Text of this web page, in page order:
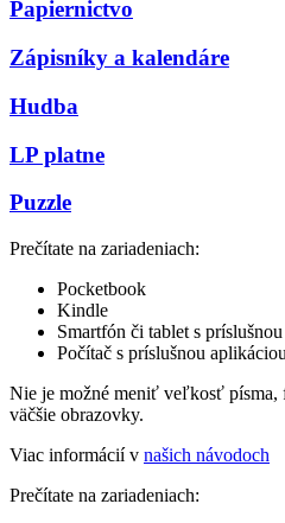
Papiernictvo
Zápisníky a kalendáre
Hudba
LP platne
Puzzle
Prečítate na zariadeniach:
Pocketbook
Kindle
Smartfón či tablet s
Počítač s príslušnou aplikáciou
Nie je možné meniť veľkosť písma,
väčšie obrazovky.
Viac informácií v našich návodoch
Prečítate na zariadeniach: